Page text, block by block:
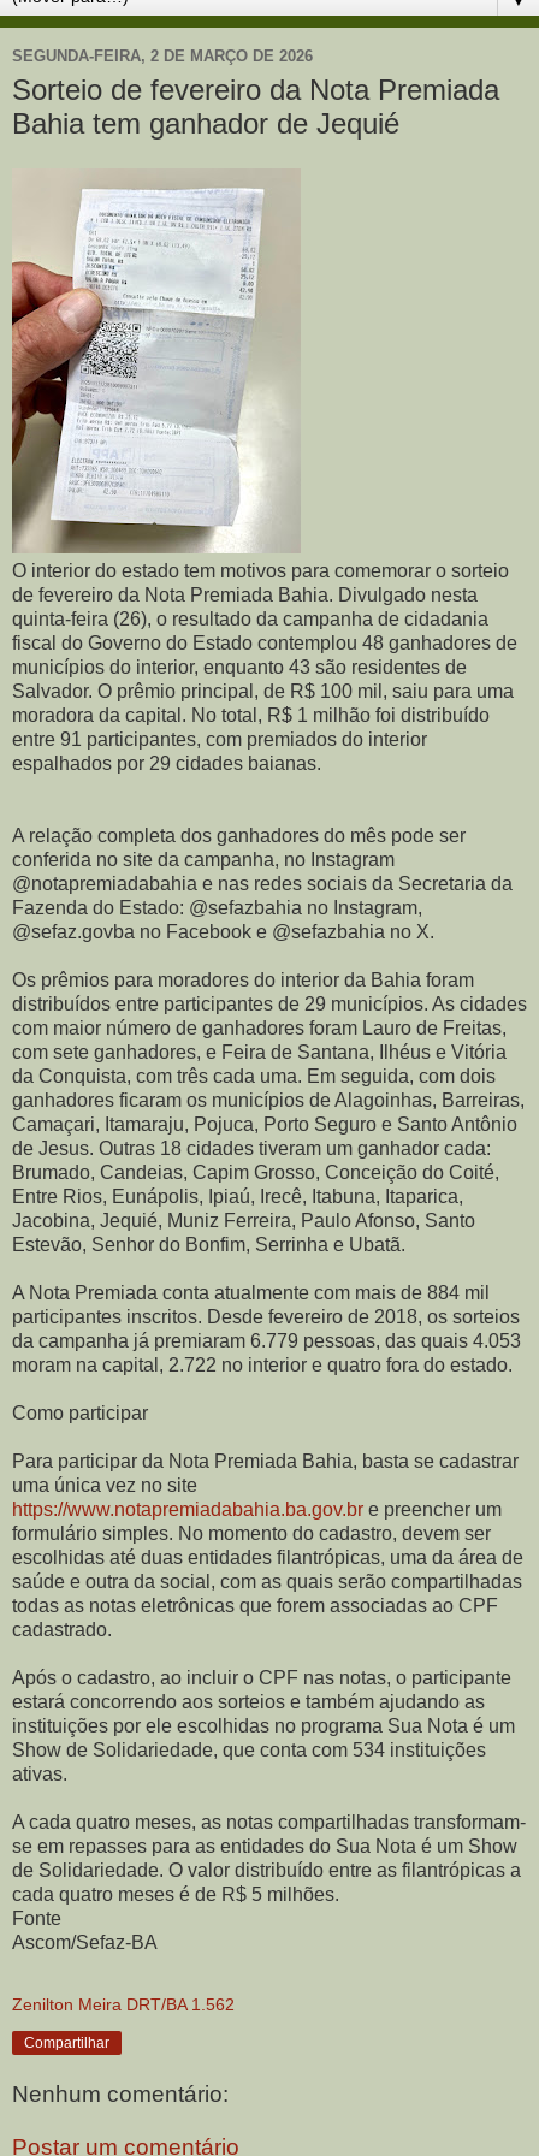
SEGUNDA-FEIRA, 2 DE MARÇO DE 2026
Sorteio de fevereiro da Nota Premiada
Bahia tem ganhador de Jequié
O interior do estado tem motivos para comemorar o sorteio
de fevereiro da Nota Premiada Bahia. Divulgado nesta
quinta-feira (26), o resultado da campanha de cidadania
fiscal do Governo do Estado contemplou 48 ganhadores de
municípios do interior, enquanto 43 são residentes de
Salvador. O prêmio principal, de R$ 100 mil, saiu para uma
moradora da capital. No total, R$ 1 milhão foi distribuído
entre 91 participantes, com premiados do interior
espalhados por 29 cidades baianas.
A relação completa dos ganhadores do mês pode ser
conferida no site da campanha, no Instagram
@notapremiadabahia e nas redes sociais da Secretaria da
Fazenda do Estado: @sefazbahia no Instagram,
@sefaz.govba no Facebook e @sefazbahia no X.
Os prêmios para moradores do interior da Bahia foram
distribuídos entre participantes de 29 municípios. As cidades
com maior número de ganhadores foram Lauro de Freitas,
com sete ganhadores, e Feira de Santana, Ilhéus e Vitória
da Conquista, com três cada uma. Em seguida, com dois
ganhadores ficaram os municípios de Alagoinhas, Barreiras,
Camaçari, Itamaraju, Pojuca, Porto Seguro e Santo Antônio
de Jesus. Outras 18 cidades tiveram um ganhador cada:
Brumado, Candeias, Capim Grosso, Conceição do Coité,
Entre Rios, Eunápolis, Ipiaú, Irecê, Itabuna, Itaparica,
Jacobina, Jequié, Muniz Ferreira, Paulo Afonso, Santo
Estevão, Senhor do Bonfim, Serrinha e Ubatã.
A Nota Premiada conta atualmente com mais de 884 mil
participantes inscritos. Desde fevereiro de 2018, os sorteios
da campanha já premiaram 6.779 pessoas, das quais 4.053
moram na capital, 2.722 no interior e quatro fora do estado.
Como participar
Para participar da Nota Premiada Bahia, basta se cadastrar
uma única vez no site
https://www.notapremiadabahia.ba.gov.br e preencher um
formulário simples. No momento do cadastro, devem ser
escolhidas até duas entidades filantrópicas, uma da área de
saúde e outra da social, com as quais serão compartilhadas
todas as notas eletrônicas que forem associadas ao CPF
cadastrado.
Após o cadastro, ao incluir o CPF nas notas, o participante
estará concorrendo aos sorteios e também ajudando as
instituições por ele escolhidas no programa Sua Nota é um
Show de Solidariedade, que conta com 534 instituições
ativas.
A cada quatro meses, as notas compartilhadas transformam-
se em repasses para as entidades do Sua Nota é um Show
de Solidariedade. O valor distribuído entre as filantrópicas a
cada quatro meses é de R$ 5 milhões.
Fonte
Ascom/Sefaz-BA
Zenilton Meira DRT/BA 1.562
Compartilhar
Nenhum comentário:
Postar um comentário